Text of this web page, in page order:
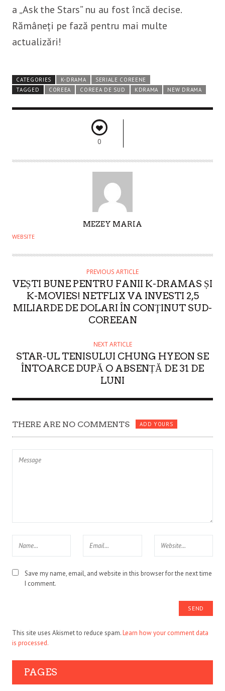
a „Ask the Stars” nu au fost încă decise.
Rămâneți pe fază pentru mai multe
actualizări!
CATEGORIES K-DRAMA
SERIALE COREENE
TAGGED
COREEA COREEA DE SUD KDRAMA NEW DRAMA
0
U
H
R
MEZEY MARIA
WEBSITE
PREVIOUS ARTICLE
VEȘTI BUNE PENTRU FANII K-DRAMAS ȘI
K-MOVIES! NETFLIX VA INVESTI 2,5
MILIARDE DE DOLARI ÎN CONŢINUT SUD-
COREEAN
NEXT ARTICLE
STAR-UL TENISULUI CHUNG HYEON SE
ÎNTOARCE DUPĂ O ABSENȚĂ DE 31 DE
LUNI
THERE ARE NO COMMENTS ADD YOURS
Save my name, email, and website in this browser for the next time
I comment.
This site uses Akismet to reduce spam.Learn how your comment data
is processed.
PAGES